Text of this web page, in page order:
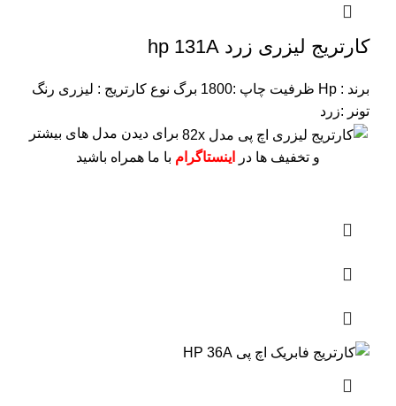
کارتریج لیزری زرد hp 131A
برند : Hp ظرفیت چاپ :1800 برگ نوع کارتریج : لیزری رنگ
تونر :زرد
برای دیدن مدل های بیشتر
و تخفیف ها در
اینستاگرام با ما همراه باشید